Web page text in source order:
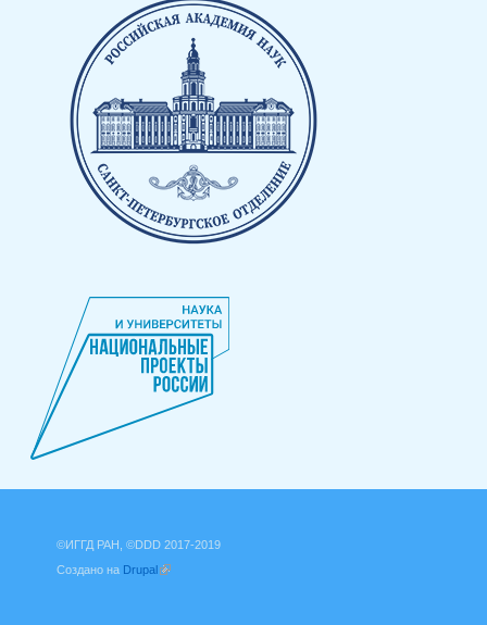
©ИГГД РАН, ©DDD 2017-2019
Создано на Drupal